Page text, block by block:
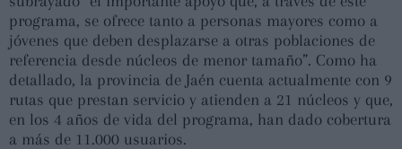
programa, se ofrece tanto a personas mayores como a
jóvenes que deben desplazarse a otras poblaciones de
referencia desde núcleos de menor tamaño”. Como ha
detallado, la provincia de Jaén cuenta actualmente con 9
rutas que prestan servicio y atienden a 21 núcleos y que,
en los 4 años de vida del programa, han dado cobertura
a más de 11.000 usuarios.